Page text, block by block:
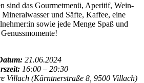
sind das Gourmetmenü, Aperitif, Wein-
und Säfte, Kaffee, eine
sowie jede Menge Spaß und
Genussmomente!
21.06.2024
16:00 – 20:30
Villach (Kärntnerstraße 8, 9500 Villach)